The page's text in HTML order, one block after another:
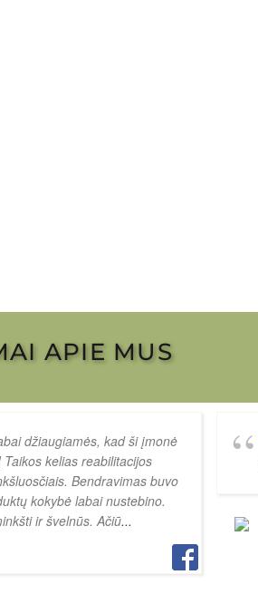
APIE MUS
džiaugiamės, kad ši įmonė
kelias reabilitacijos
Bendravimas buvo
kokybė labai nustebino.
ir švelnūs. Ačiū...